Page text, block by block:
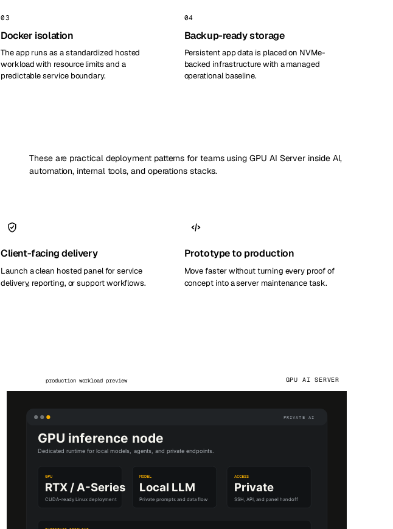
03
Docker isolation
The app runs as a standardized hosted
workload with resource limits and a
predictable service boundary.
04
Backup-ready storage
Persistent app data is placed on NVMe-
backed infrastructure with a managed
operational baseline.
These are practical deployment patterns for teams using GPU AI Server inside AI,
automation, internal tools, and operations stacks.
Client-facing delivery
Launch a clean hosted panel for service
delivery, reporting, or support workflows.
Prototype to production
Move faster without turning every proof of
concept into a server maintenance task.
production workload preview GPU AI SERVER